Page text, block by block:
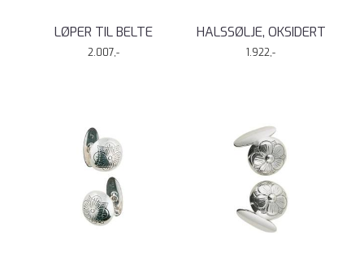
LØPER TIL BELTE
2.007,-
HALSSØLJE, OKSIDERT
1.922,-